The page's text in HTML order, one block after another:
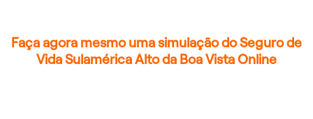
Faça agora mesmo uma simulação do Seguro de
Vida Sulamérica Alto da Boa Vista Online